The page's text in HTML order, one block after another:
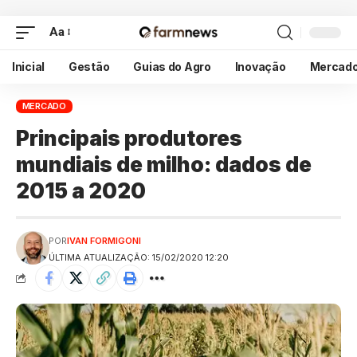
Aa
Inicial Gestão Guias do Agro Inovação
MERCADO
Principais produtores
mundiais de milho: dados de
2015 a 2020
ÚLTIMA ATUALIZAÇÃO: 15/02/2020 12:20
PORIVAN FORMIGONI